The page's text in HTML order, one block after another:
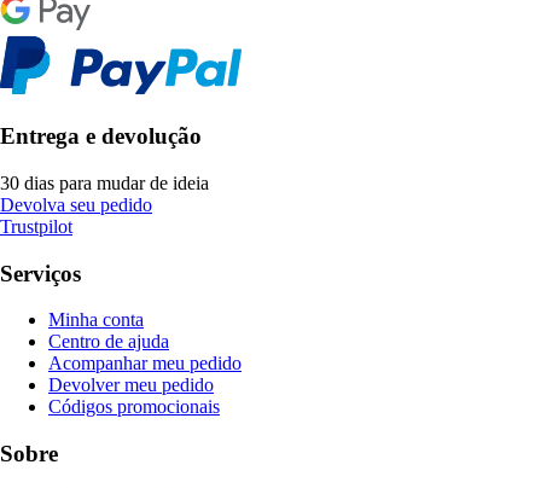
Entrega e devolução
30 dias para mudar de ideia
Devolva seu pedido
Trustpilot
Serviços
Minha conta
Centro de ajuda
Acompanhar meu pedido
Devolver meu pedido
Códigos promocionais
Sobre